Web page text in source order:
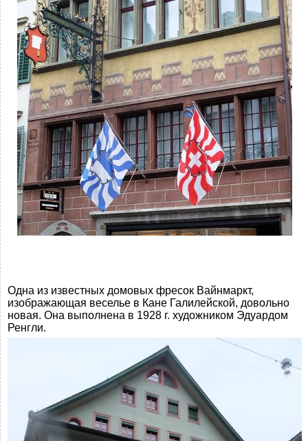
Одна из известных домовых фресок Вайнмаркт,
изображающая веселье в Кане Галилейской, довольно
новая. Она выполнена в 1928 г. художником Эдуардом
Ренгли.